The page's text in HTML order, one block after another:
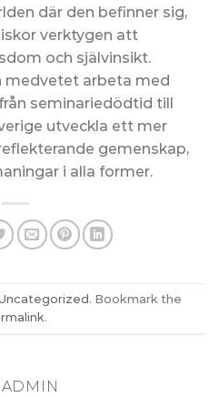
där den befinner sig,
verktygen att
och självinsikt.
medvetet arbeta med
seminariedödtid till
utveckla ett mer
gemenskap,
i alla former.
. Bookmark the
.